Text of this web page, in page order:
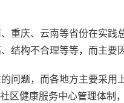
重庆、云南等省份在实
结构不合理等等，而主要
问题，而各地方主要采
区健康服务中心管理体制